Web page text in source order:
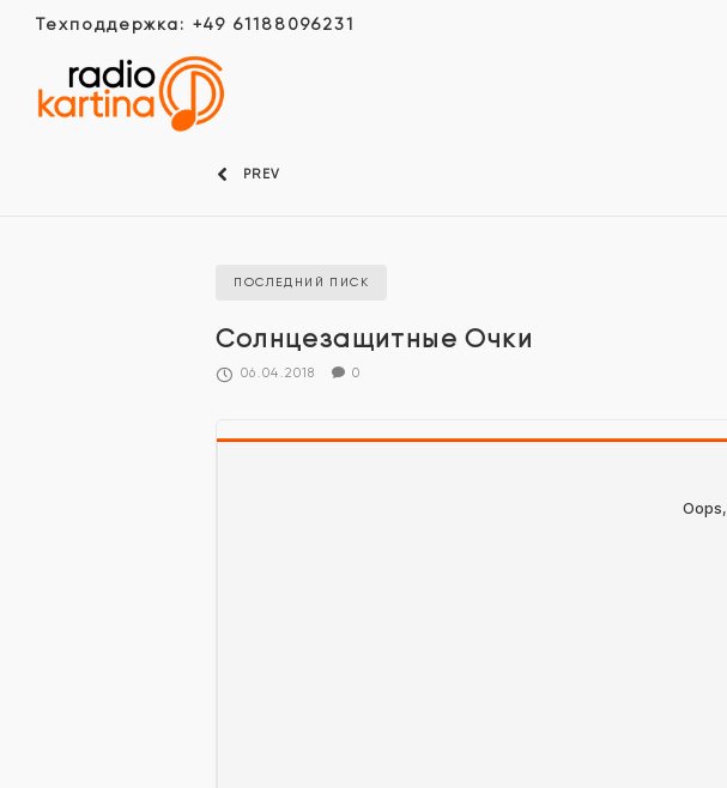
Техподдержка: +49 61188096231
PREV
ПОСЛЕДНИЙ ПИСК
Солнцезащитные Очки
06.04.2018 0